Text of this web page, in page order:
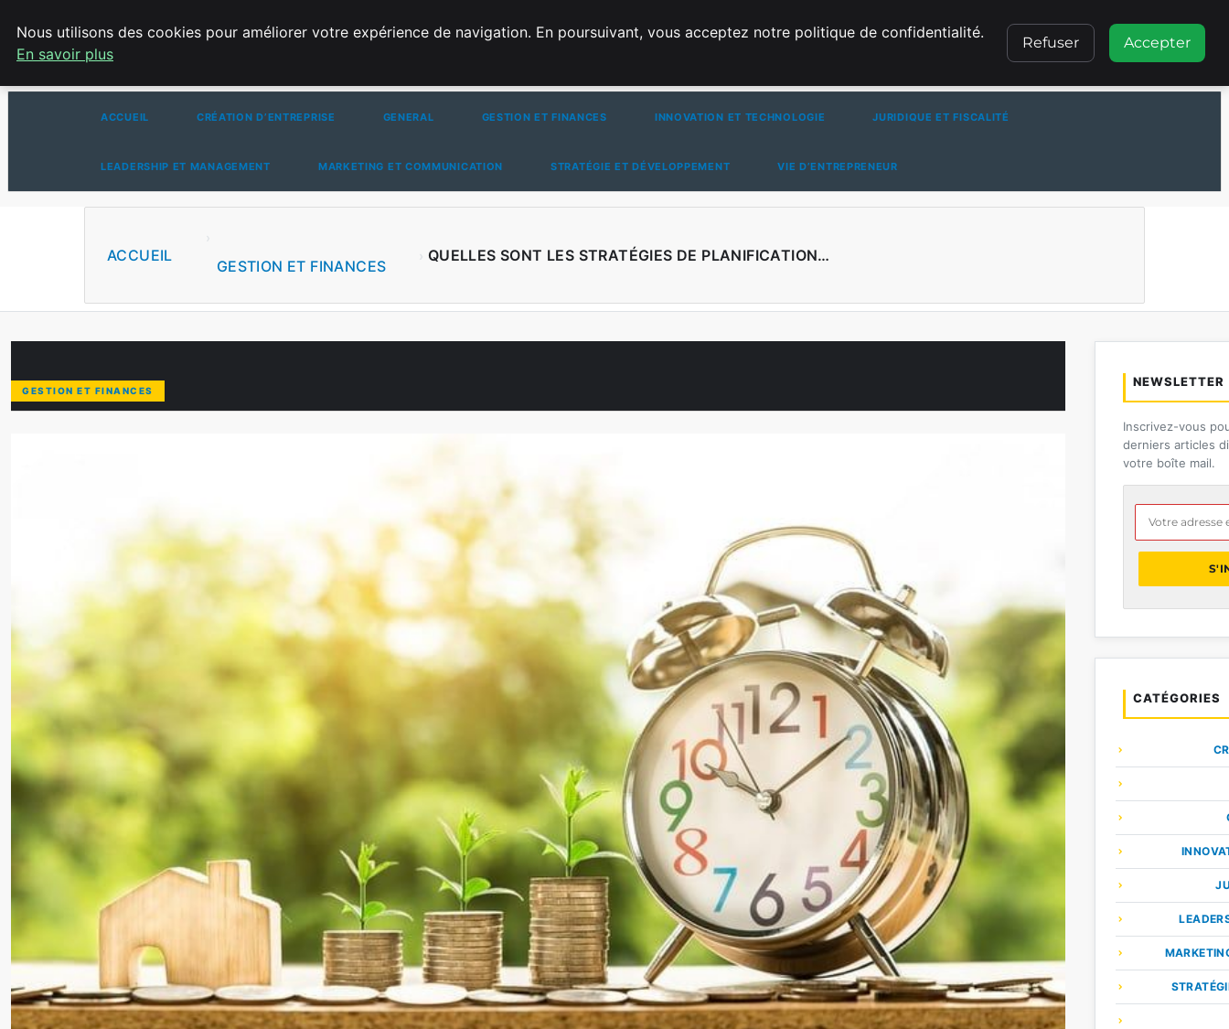
LA VANGUARDIA DEL SUR
ACCUEIL CRÉATION D’ENTREPRISE GENERAL GESTION ET FINANCES INNOVATION ET TECHNOLOGIE JURIDIQUE ET FISCALITÉ
LEADERSHIP ET MANAGEMENT MARKETING ET COMMUNICATION STRATÉGIE ET DÉVELOPPEMENT VIE D’ENTREPRENEUR
ACCUEIL
GESTION ET FINANCES
QUELLES SONT LES STRATÉGIES DE PLANIFICATION…
GESTION ET FINANCES
QUELLES SONT LES STRATÉGIES DE PLANIFICATION FINANCIÈRE
La variabilité des revenus est l’une des réalités les plus marquantes pour les entrepreneurs. Contrairement aux salariés qui bénéficient souvent […]
OLIVIER GAUTHIER 1 SEPTEMBRE 2025
NEWSLETTER
Inscrivez-vous
derniers articles
votre boîte mail.
CATÉGORIES
Nous utilisons des cookies pour améliorer votre expérience de navigation. En poursuivant, vous acceptez notre politique de confidentialité.
En savoir plus
Refuser Accepter